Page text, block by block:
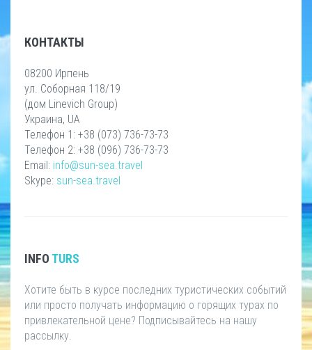
КОНТАКТЫ
08200 Ирпень
ул. Соборная 118/19
(дом Linevich Group)
Украина, UA
Телефон 1: +38 (073) 736-73-73
Телефон 2: +38 (096) 736-73-73
Email: info@sun-sea.travel
Skype: sun-sea.travel
INFO TURS
Хотите быть в курсе последних туристических событий
или просто получать информацию о горящих турах по
привлекательной цене? Подписывайтесь на нашу
рассылку.